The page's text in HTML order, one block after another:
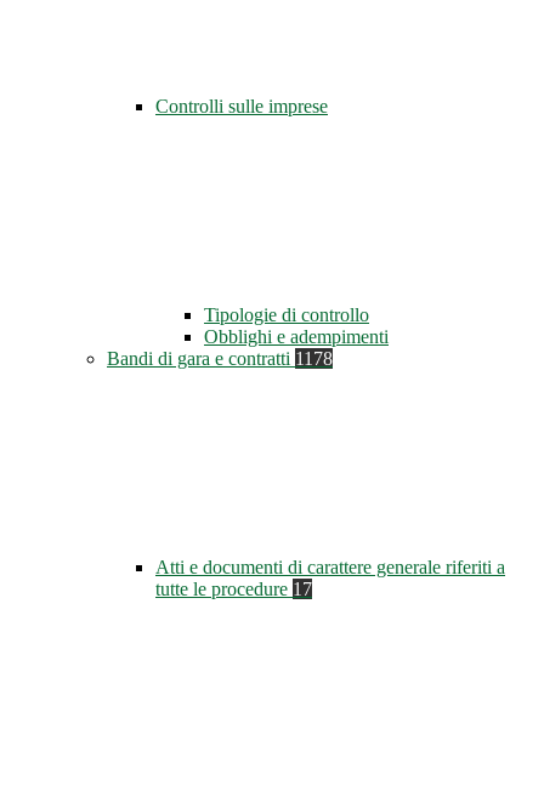
Controlli sulle imprese
Tipologie di controllo
Obblighi e adempimenti
Bandi di gara e contratti 1178
Atti e documenti di carattere generale riferiti a
tutte le procedure 17